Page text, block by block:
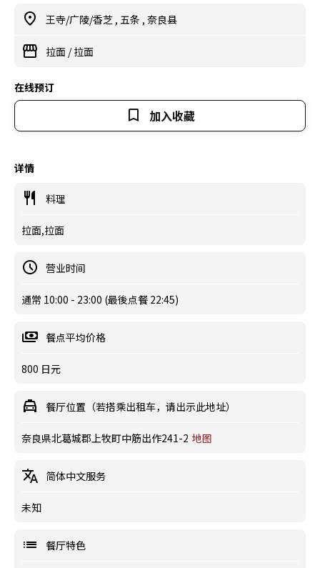
王寺/广陵/香芝 , 五条 , 奈良县
拉面 /拉面
在线预订
加入收藏
详情
料理
拉面,拉面
营业时间
通常 10:00 - 23:00 (最後点餐 22:45)
餐点平均价格
800 日元
餐厅位置（若搭乘出租车，请出示此地址）
奈良県北葛城郡上牧町中筋出作241-2 地图
简体中文服务
未知
餐厅特色